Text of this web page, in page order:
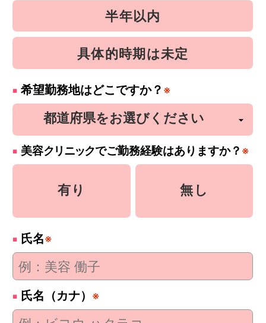
半年以内
具体的時期は未定
希望勤務地はどこですか？ ※
美容クリニックでご勤務経験はありますか？ ※
有り 無し
氏名※
氏名（カナ） ※